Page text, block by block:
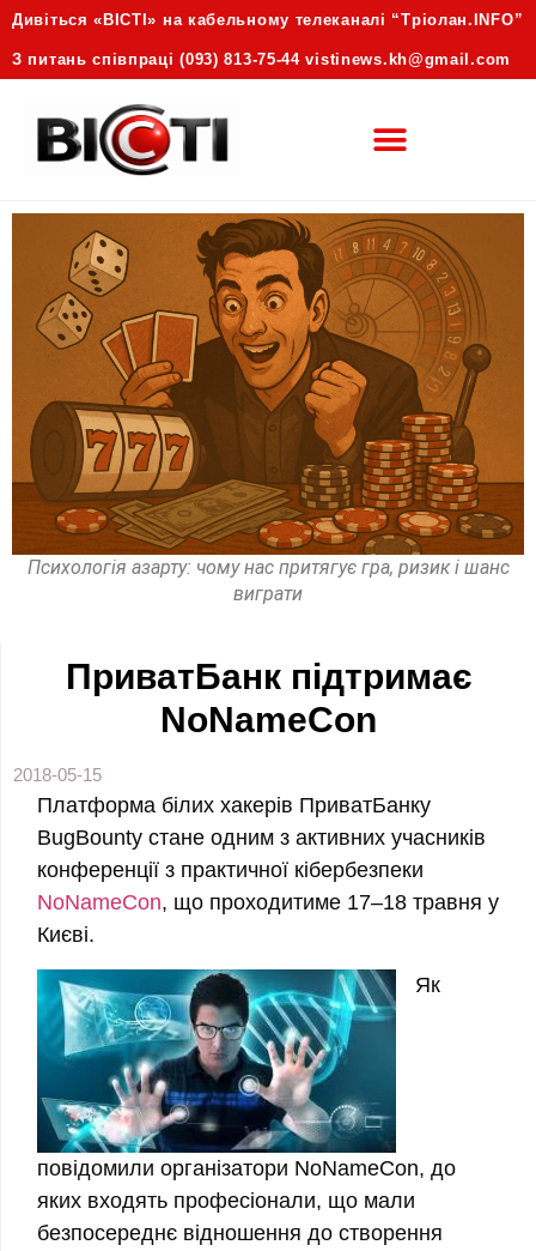
Дивіться «ВІСТІ» на кабельному телеканалі “Трiолан.INFO”
З питань співпраці (093) 813-75-44 vistinews.kh@gmail.com
Психологія азарту: чому нас притягує гра, ризик і шанс
виграти
ПриватБанк підтримає
NoNameCon
2018-05-15
Платформа білих хакерів ПриватБанку
BugBounty стане одним з активних учасників
конференції з практичної кібербезпеки
NoNameCon, що проходитиме 17–18 травня у
Києві.​
Як
повідомили організатори NoNameCon, до
яких входять професіонали, що мали
безпосереднє відношення до створення